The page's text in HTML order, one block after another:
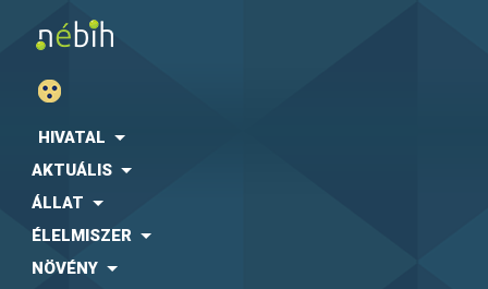
HIVATAL
AKTUÁLIS
ÁLLAT
ÉLELMISZER
NÖVÉNY